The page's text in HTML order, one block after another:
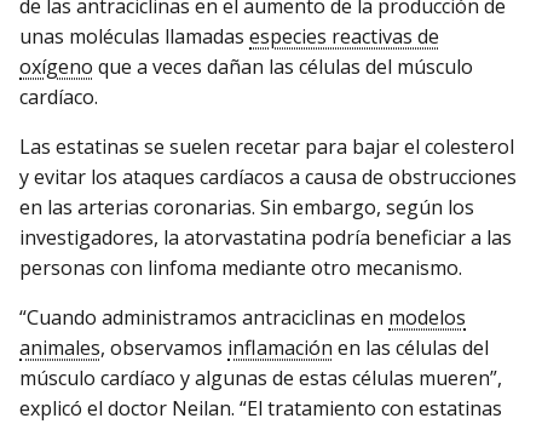
de las antraciclinas en el aumento de la producción de
unas moléculas llamadas especies reactivas de
oxígeno que a veces dañan las células del músculo
cardíaco.
Las estatinas se suelen recetar para bajar el colesterol
y evitar los ataques cardíacos a causa de obstrucciones
en las arterias coronarias. Sin embargo, según los
investigadores, la atorvastatina podría beneficiar a las
personas con linfoma mediante otro mecanismo.
“Cuando administramos antraciclinas en modelos
animales, observamos inflamación en las células del
músculo cardíaco y algunas de estas células mueren”,
explicó el doctor Neilan. “El tratamiento con estatinas